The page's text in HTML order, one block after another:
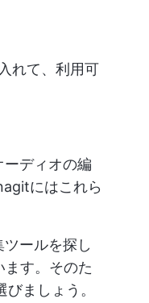
れて、利用可
ーディオの編
にはこれら
ールを探し
す。そのた
ましょう。